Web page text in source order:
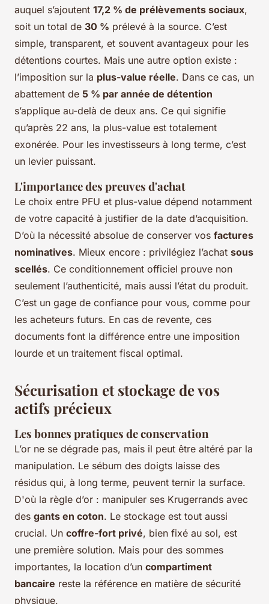
auquel s’ajoutent 17,2 % de prélèvements sociaux,
soit un total de 30 % prélevé à la source. C’est
simple, transparent, et souvent avantageux pour les
détentions courtes. Mais une autre option existe :
l’imposition sur la plus-value réelle. Dans ce cas, un
abattement de 5 % par année de détention
s’applique au-delà de deux ans. Ce qui signifie
qu’après 22 ans, la plus-value est totalement
exonérée. Pour les investisseurs à long terme, c’est
un levier puissant.
L'importance des preuves d'achat
Le choix entre PFU et plus-value dépend notamment
de votre capacité à justifier de la date d’acquisition.
D’où la nécessité absolue de conserver vos factures
nominatives. Mieux encore : privilégiez l’achat sous
scellés. Ce conditionnement officiel prouve non
seulement l’authenticité, mais aussi l’état du produit.
C’est un gage de confiance pour vous, comme pour
les acheteurs futurs. En cas de revente, ces
documents font la différence entre une imposition
lourde et un traitement fiscal optimal.
Sécurisation et stockage de vos
actifs précieux
Les bonnes pratiques de conservation
L’or ne se dégrade pas, mais il peut être altéré par la
manipulation. Le sébum des doigts laisse des
résidus qui, à long terme, peuvent ternir la surface.
D'où la règle d’or : manipuler ses Krugerrands avec
des gants en coton. Le stockage est tout aussi
crucial. Un coffre-fort privé, bien fixé au sol, est
une première solution. Mais pour des sommes
importantes, la location d’un compartiment
bancaire reste la référence en matière de sécurité
physique.